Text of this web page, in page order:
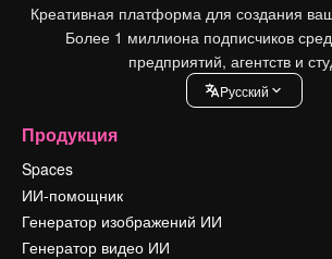
Креативная платформа для создания
Более 1 миллиона подписчиков
предприятий, агентств и
Pусский
Продукция
Spaces
ИИ-помощник
Генератор изображений ИИ
Генератор видео ИИ